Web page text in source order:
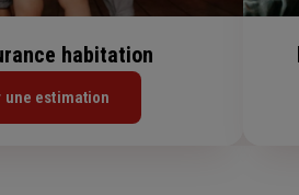
habitation
une estimation